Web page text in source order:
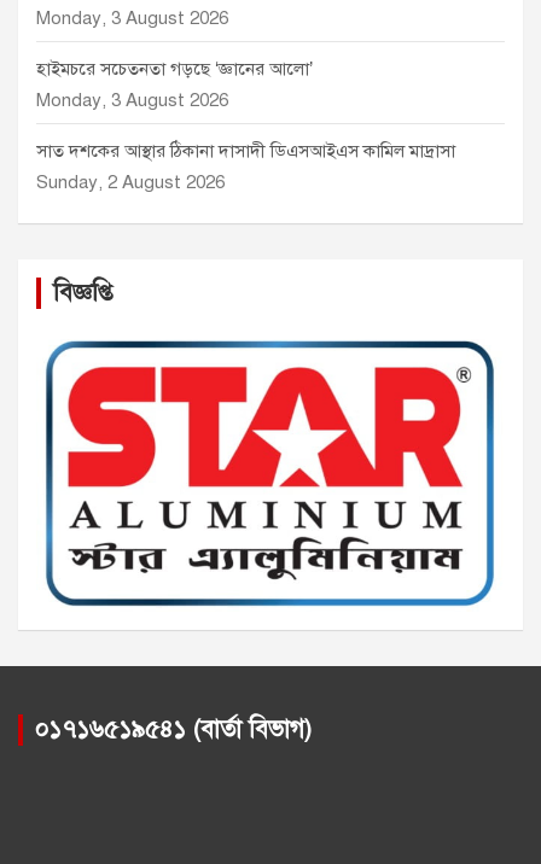
Monday, 3 August 2026
হাইমচরে সচেতনতা গড়ছে ‘জ্ঞানের আলো’
Monday, 3 August 2026
সাত দশকের আস্থার ঠিকানা দাসাদী ডিএসআইএস কামিল মাদ্রাসা
Sunday, 2 August 2026
বিজ্ঞপ্তি
০১৭১৬৫১৯৫৪১ (বার্তা বিভাগ)